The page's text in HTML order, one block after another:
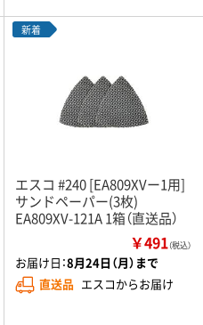
新着
エスコ #240 [EA809XVー1用]
サンドペーパー(3枚)
EA809XV-121A 1箱（直送品）
￥491（税込）
お届け日：8月24日（月）まで
直送品 エスコからお届け